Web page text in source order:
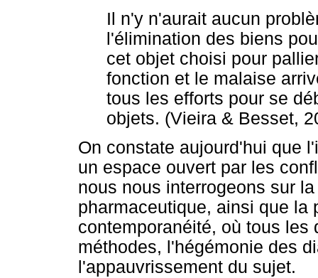
Il n'y n'aurait aucun
l'élimination des biens
cet objet choisi pour
fonction et le malaise
tous les efforts pour se
objets. (Vieira & Besset,
On constate aujourd'hui que
un espace ouvert par les
nous nous interrogeons sur
pharmaceutique, ainsi que la
contemporanéité, où tous
méthodes, l'hégémonie des
l'appauvrissement du sujet.